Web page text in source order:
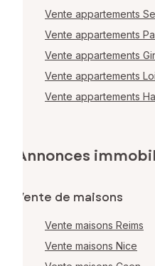
Vente appartements
Vente appartements
Vente appartements
Vente appartements
Vente appartements
Annonces
Vente de maisons
Vente maisons Reims
Vente maisons Nice